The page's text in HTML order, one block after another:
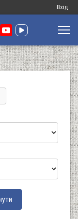
Меню
запису
Вхід